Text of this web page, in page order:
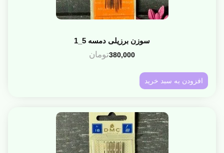
سوزن برزیلی دمسه 5_1
380,000تومان
افزودن به سبد خرید